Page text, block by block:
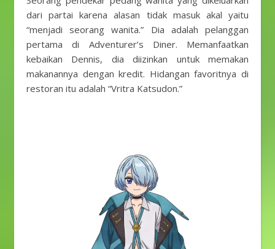
dari partai karena alasan tidak masuk akal yaitu
“menjadi seorang wanita.” Dia adalah pelanggan
pertama di Adventurer’s Diner. Memanfaatkan
kebaikan Dennis, dia diizinkan untuk memakan
makanannya dengan kredit. Hidangan favoritnya di
restoran itu adalah “Vritra Katsudon.”